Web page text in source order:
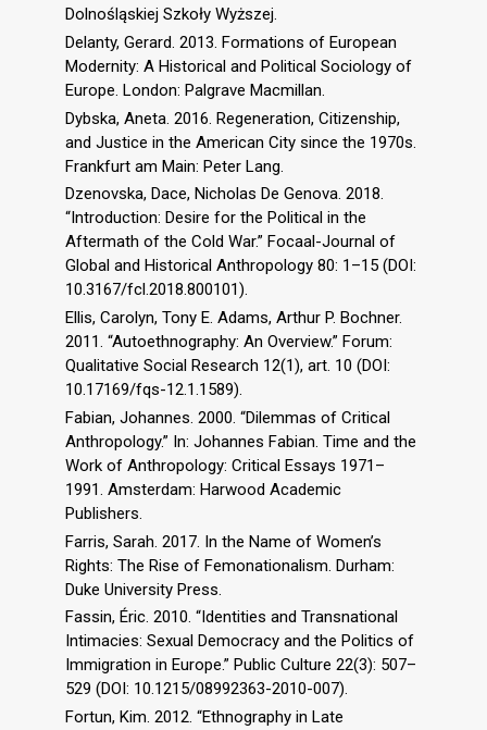
Dolnośląskiej Szkoły Wyższej.
Delanty, Gerard. 2013. Formations of European
Modernity: A Historical and Political Sociology of
Europe. London: Palgrave Macmillan.
Dybska, Aneta. 2016. Regeneration, Citizenship,
and Justice in the American City since the 1970s.
Frankfurt am Main: Peter Lang.
Dzenovska, Dace, Nicholas De Genova. 2018.
“Introduction: Desire for the Political in the
Aftermath of the Cold War.” Focaal-Journal of
Global and Historical Anthropology 80: 1–15 (DOI:
10.3167/fcl.2018.800101).
Ellis, Carolyn, Tony E. Adams, Arthur P. Bochner.
2011. “Autoethnography: An Overview.” Forum:
Qualitative Social Research 12(1), art. 10 (DOI:
10.17169/fqs-12.1.1589).
Fabian, Johannes. 2000. “Dilemmas of Critical
Anthropology.” In: Johannes Fabian. Time and the
Work of Anthropology: Critical Essays 1971–
1991. Amsterdam: Harwood Academic
Publishers.
Farris, Sarah. 2017. In the Name of Women’s
Rights: The Rise of Femonationalism. Durham:
Duke University Press.
Fassin, Éric. 2010. “Identities and Transnational
Intimacies: Sexual Democracy and the Politics of
Immigration in Europe.” Public Culture 22(3): 507–
529 (DOI: 10.1215/08992363-2010-007).
Fortun, Kim. 2012. “Ethnography in Late